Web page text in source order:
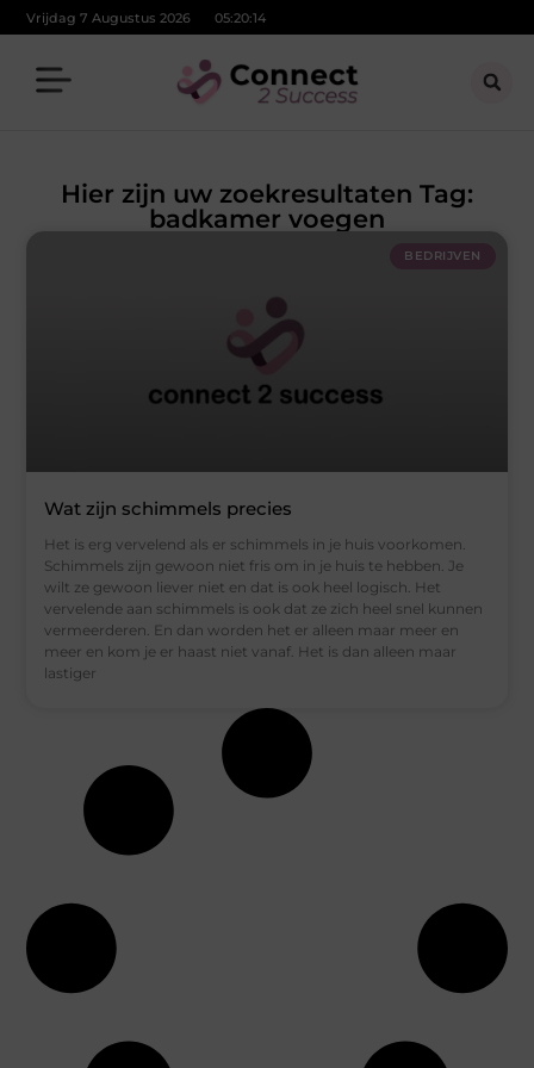
Vrijdag 7 Augustus 2026 05:20:15
Hier zijn uw zoekresultaten Tag:
badkamer voegen
BEDRIJVEN
Wat zijn schimmels precies
Het is erg vervelend als er schimmels in je huis voorkomen.
Schimmels zijn gewoon niet fris om in je huis te hebben. Je
wilt ze gewoon liever niet en dat is ook heel logisch. Het
vervelende aan schimmels is ook dat ze zich heel snel kunnen
vermeerderen. En dan worden het er alleen maar meer en
meer en kom je er haast niet vanaf. Het is dan alleen maar
lastiger